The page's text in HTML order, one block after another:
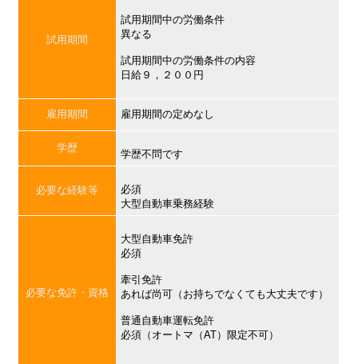
試用期間
試用期間中の労働条件
異なる
試用期間中の労働条件の内容
日給９，２００円
雇用期間 雇用期間の定めなし
学歴
学歴不問です
必要な経験等
必須
大型自動車乗務経験
必要な免許・資格
大型自動車免許
必須
牽引免許
あれば尚可（お持ちでなくても大丈夫です）
普通自動車運転免許
必須（オートマ（AT）限定不可）